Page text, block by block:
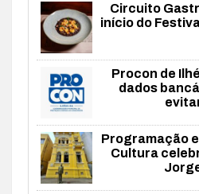
Circuito
início do
Procon de
dados
Programação
Cultura